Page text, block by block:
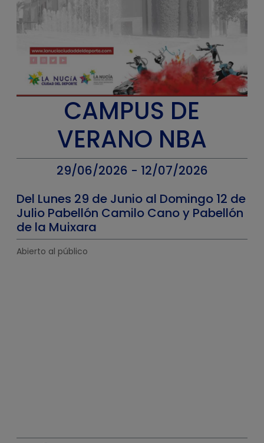
CAMPUS DE
VERANO NBA
29/06/2026 - 12/07/2026
Del Lunes 29 de Junio al Domingo 12 de
Julio Pabellón Camilo Cano y Pabellón
de la Muixara
Abierto al público